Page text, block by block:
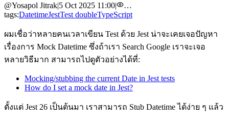
@Yosapol Jitrak|5 Oct 2025 11:00|
…
tags:DatetimeJestTest doubleTypeScript
ผมเชื่อว่าหลายคนเวลาเขียน Test ด้วย Jest น่าจะเคยเจอปัญหา
เรื่องการ Mock Datetime ซึ่งถ้าเรา Search Google เราจะเจอ
หลายวิธีมาก สามารถไปดูตัวอย่างได้ที่:
Mocking/stubbing the current Date in Jest tests
How do I set a mock date in Jest?
ตั้งแต่ Jest 26 เป็นต้นมา เราสามารถ Stub Datetime ได้ง่าย ๆ แล้ว